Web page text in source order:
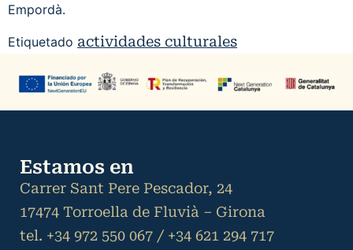
Empordà.
Etiquetado actividades culturales
Estamos en
Carrer Sant Pere Pescador, 24
17474 Torroella de Fluvià – Girona
tel. +34 972 550 067 / +34 621 294 717